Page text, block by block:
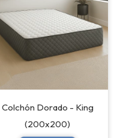
Colchón Dorado - King
(200x200)